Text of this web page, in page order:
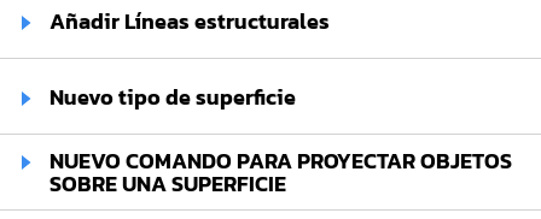
Añadir Líneas estructurales
Nuevo tipo de superficie
NUEVO COMANDO PARA PROYECTAR OBJETOS
SOBRE UNA SUPERFICIE